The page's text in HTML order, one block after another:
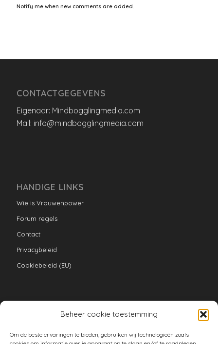
Beheer cookie toestemming
Om de beste ervaringen te bieden, gebruiken wij technologieën zoals
Notify me when new comments are added.
CONTACTGEGEVENS
Eigenaar: Mindbogglingmedia.com
Mail: info@mindbogglingmedia.com
HANDIGE LINKS
Wie is Vrouwenpower
Forum regels
Contact
Privacybeleid
Cookiebeleid (EU)
armoe keuken